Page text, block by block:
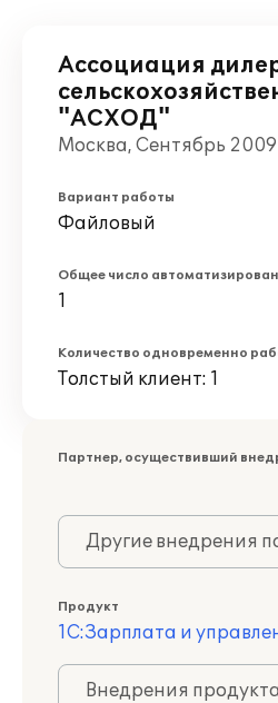
Ассоциация
"АСХОД"
Москва, Сентябрь 2009
Вариант работы
Файловый
Общее число
1
Количество одновременно
Толстый клиент: 1
Партнер, осуществивший
Другие внедрения
Продукт
1С:Зарплата и
Внедрения